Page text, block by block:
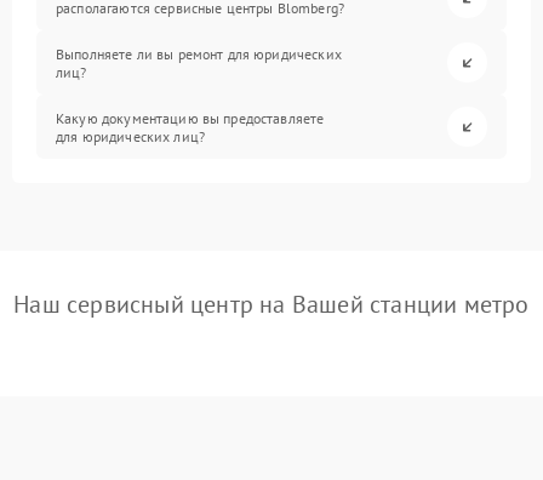
располагаются сервисные центры Blomberg?
Выполняете ли вы ремонт для юридических
лиц?
Какую документацию вы предоставляете
для юридических лиц?
Наш сервисный центр на Вашей станции метро